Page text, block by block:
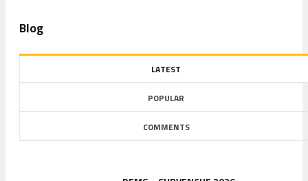
Blog
LATEST
POPULAR
COMMENTS